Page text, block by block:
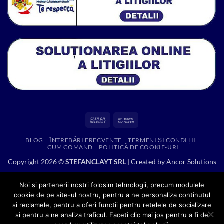
Cash
Delivery
BLOG ÎNTREBĂRI FRECVENTE
TERMENI ȘI CONDIȚII
CUM COMAND
POLITICĂ DE COOKIE-URI
Copyright 2026 ©STEFANCLAYT SRL| Created byAncor Solutions
Noi si partenerii nostri folosim tehnologii, precum modulele
cookie de pe site-ul nostru, pentru a ne personaliza continutul
si reclamele, pentru a oferi functii pentru retelele de socializare
si pentru a ne analiza traficul. Faceti clic mai jos pentru a fi de